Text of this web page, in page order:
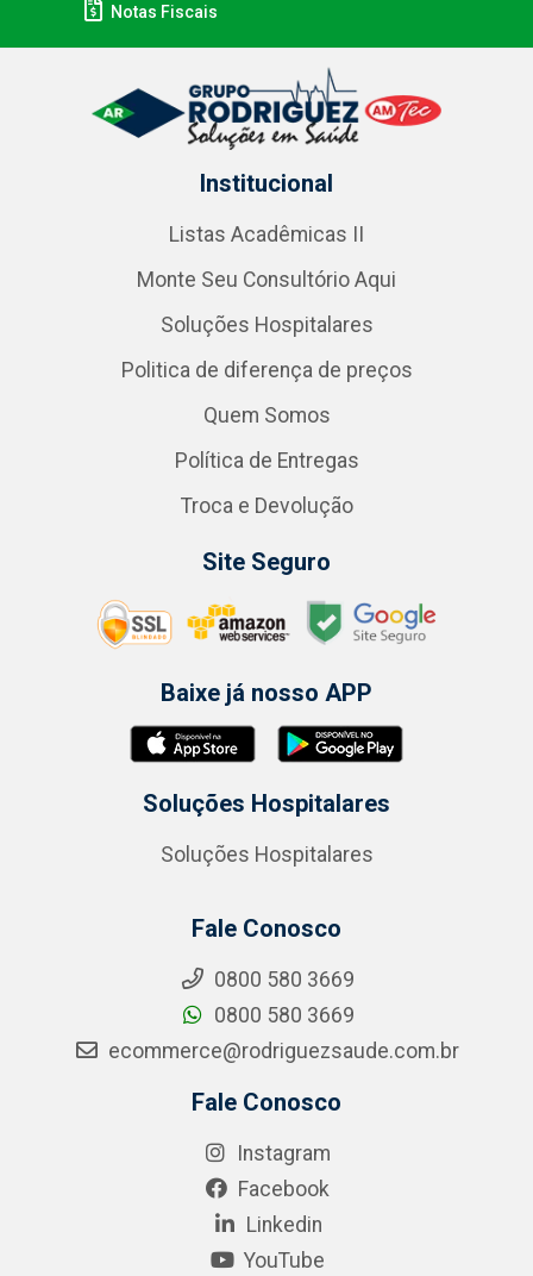
Notas Fiscais
Institucional
Listas Acadêmicas II
Monte Seu Consultório Aqui
Soluções Hospitalares
Politica de diferença de preços
Quem Somos
Política de Entregas
Troca e Devolução
Site Seguro
Baixe já nosso APP
Soluções Hospitalares
Soluções Hospitalares
Fale Conosco
0800 580 3669
0800 580 3669
ecommerce@rodriguezsaude.com.br
Fale Conosco
Instagram
Facebook
Linkedin
YouTube